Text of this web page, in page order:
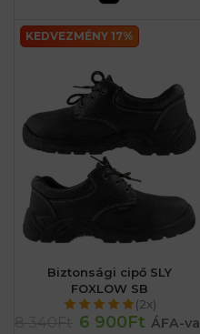
KEDVEZMÉNY 17%
Biztonsági cipő SLY
FOXLOW SB
(2x)
6 900Ft ÁFA-val